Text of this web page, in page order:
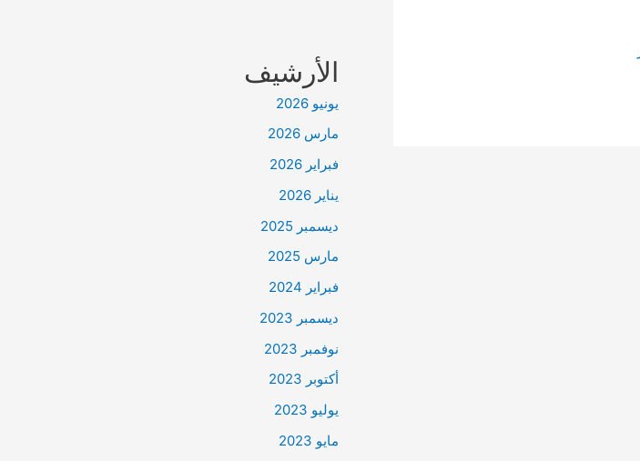
الأرشيف
يونيو 2026
مارس 2026
فبراير 2026
يناير 2026
ديسمبر 2025
مارس 2025
فبراير 2024
ديسمبر 2023
نوفمبر 2023
أكتوبر 2023
يوليو 2023
مايو 2023